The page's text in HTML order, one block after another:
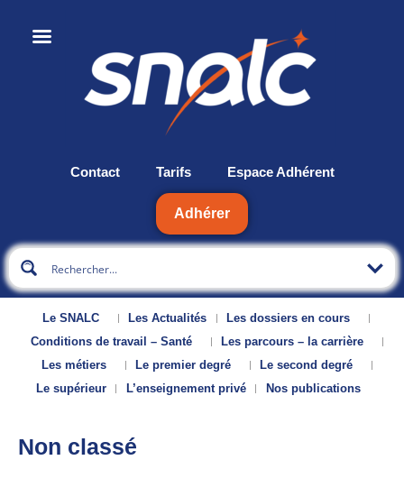
Contact Tarifs Espace Adhérent
Adhérer
Le SNALC Les Actualités
Les dossiers en cours
Conditions de travail – Santé
Les parcours – la carrière
Les métiers
Le premier degré
Le second degré
Le supérieur
L’enseignement privé Nos publications
Non classé